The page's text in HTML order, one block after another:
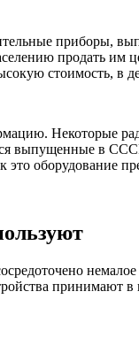
приборы,
продать
стоимость, в
Некоторые
выпущенные в
оборудование
принимают